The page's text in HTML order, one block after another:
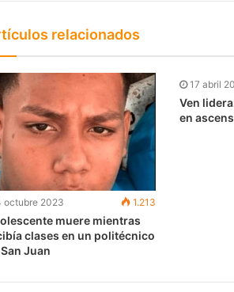
relacionados
octubre 2023 1.213
muere mientras
clases en un politécnico
Juan
17 abril
Ven
en